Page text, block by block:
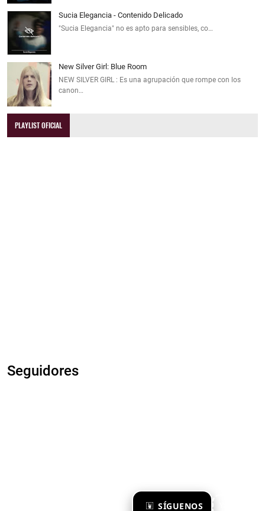
SÍGUENOS
Sucia Elegancia - Contenido Delicado
"Sucia Elegancia" no es apto para sensibles, co…
New Silver Girl: Blue Room
NEW SILVER GIRL : Es una agrupación que rompe con los
canon…
PLAYLIST OFICIAL
Seguidores